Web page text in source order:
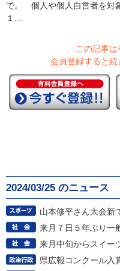
で。 個人や個人自営者を対
１...
この記事は
会員登録すると続
2024/03/25 のニュース
山本修平さん大会新
来月７日５年ぶり一
来月中旬からスイー
県広報コンクール入